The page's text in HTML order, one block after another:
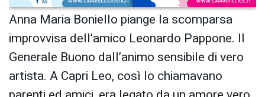
Anna Maria Boniello piange la scomparsa
improvvisa dell’amico Leonardo Pappone. Il
Generale Buono dall’animo sensibile di vero
artista. A Capri Leo, così lo chiamavano